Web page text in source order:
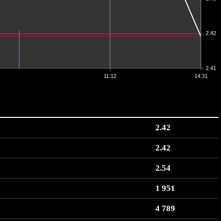
11:12 14:31
2.41
2.42
2.42
2.42
2.54
1 951
4 789